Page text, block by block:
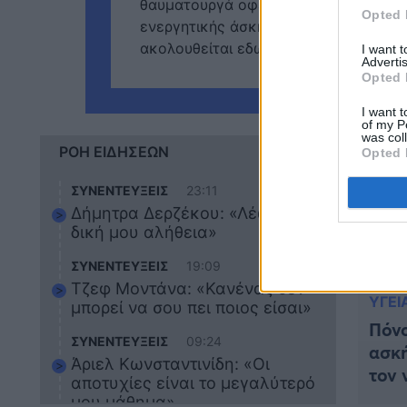
Opted
I want
Opted
I want
of my
was
Opted
θαυματουργά οφέλη για το σώμα μας.
ενεργητικής άσκησης των χεριών (ή
ακολουθείται εδώ και περίπου χίλια
ΡΟΗ ΕΙΔΗΣΕΩΝ
23:11
ΣΥΝΕΝΤΕΥΞΕΙΣ
Δήμητρα Δερζέκου: «Λέω τη
δική μου αλήθεια»
19:09
ΣΥΝΕΝΤΕΥΞΕΙΣ
Τζεφ Μοντάνα: «Κανένας δεν
μπορεί να σου πει ποιος είσαι»
09:24
ΣΥΝΕΝΤΕΥΞΕΙΣ
Άριελ Κωνσταντινίδη: «Οι
αποτυχίες είναι το μεγαλύτερό
μου μάθημα»
τον